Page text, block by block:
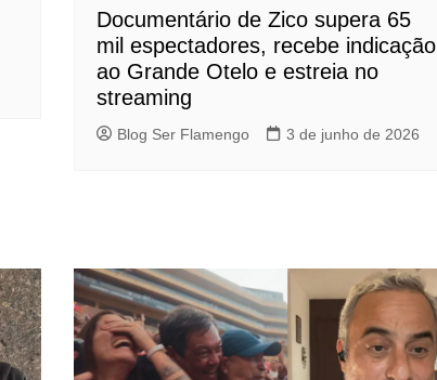
Documentário de Zico supera 65
mil espectadores, recebe indicação
ao Grande Otelo e estreia no
streaming
Blog Ser Flamengo 3 de junho de 2026